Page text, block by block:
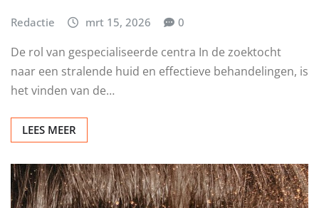
Redactie mrt 15, 2026 0
De rol van gespecialiseerde centra In de zoektocht
naar een stralende huid en effectieve behandelingen, is
het vinden van de…
LEES MEER